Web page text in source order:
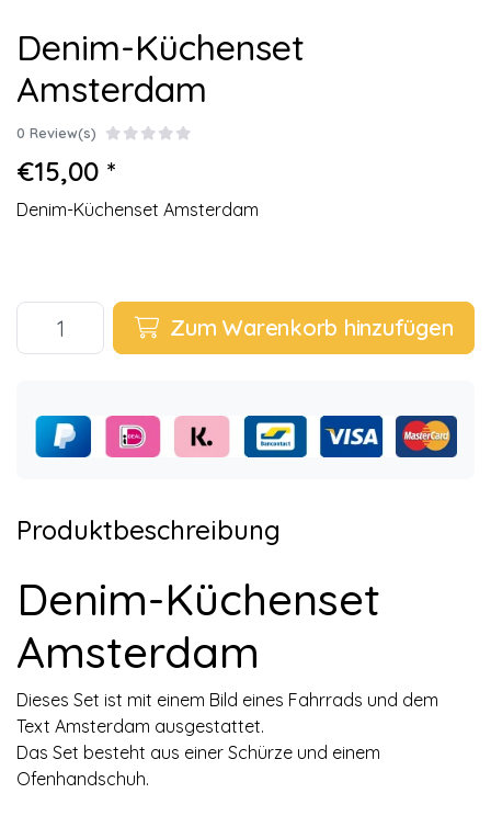
Denim-Küchenset
Amsterdam
0 Review(s)
€15,00 *
Denim-Küchenset Amsterdam
Zum Warenkorb hinzufügen
Produktbeschreibung
Denim-Küchenset
Amsterdam
Dieses Set ist mit einem Bild eines Fahrrads und dem
Text Amsterdam ausgestattet.
Das Set besteht aus einer Schürze und einem
Ofenhandschuh.